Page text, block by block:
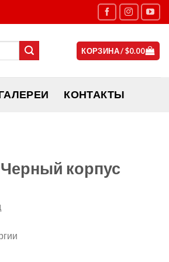
КОРЗИНА /$0.00
КОНТАКТЫ
Черный корпус